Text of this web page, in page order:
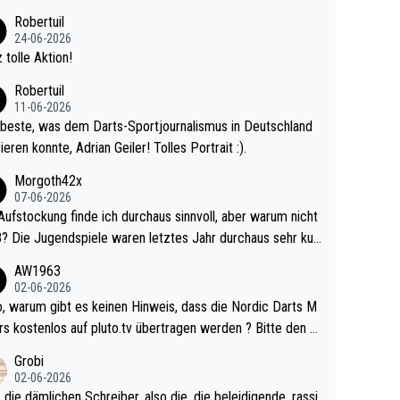
Da gewinnst keinen Blumentopf - ist ja n
eines Kreisligisten vs einem Bu
Robertuil
24-06-2026
tolle Aktion!
Robertuil
11-06-2026
was dem Darts-Sportjournalismus in Deutschland
konnte, Adrian Geiler! Tolles Portrait :).
Morgoth42x
07-06-2026
finde ich durchaus sinnvoll, aber warum nicht
sehr kur
Somit ändert die automatische Qualifikation des Weltm
nichts. Ich denke sie wollen damit für nächste
wenig WDF Turniere spielen. Dies war bei Archie Self l
Jahr der Fall. Er musste als amtierender Weltmeister d
AW1963
02-06-2026
M
kostenlos auf pluto.tv übertragen werden ? Bitte den A
Grobi
02-06-2026